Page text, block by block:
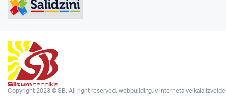
Copyright 2023 © SB. All right reserved. webbuilding.lvinterneta veikala izveide